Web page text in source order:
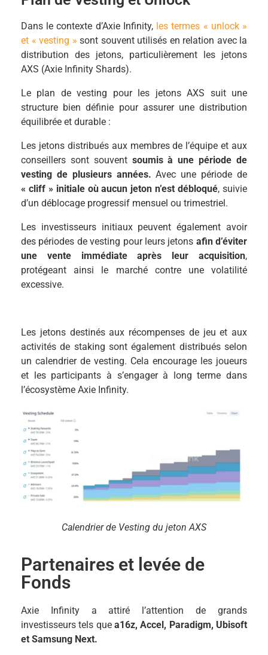
Dans le contexte d’Axie Infinity,les termes « unlock »
et « vesting » sont souvent utilisés en relation avec la
distribution des jetons, particulièrement les jetons
AXS (Axie Infinity Shards).
Le plan de vesting pour les jetons AXS suit une
structure bien définie pour assurer une distribution
équilibrée et durable :
Les jetons distribués aux membres de l’équipe et aux
conseillers sont souvent soumis à une période de
vesting de plusieurs années. Avec une période de
« cliff » initiale où aucun jeton n’est débloqué, suivie
d’un déblocage progressif mensuel ou trimestriel.
Les investisseurs initiaux peuvent également avoir
des périodes de vesting pour leurs jetons afin d’éviter
une vente immédiate après leur acquisition,
protégeant ainsi le marché contre une volatilité
excessive.
Les jetons destinés aux récompenses de jeu et aux
activités de staking sont également distribués selon
un calendrier de vesting. Cela encourage les joueurs
et les participants à s’engager à long terme dans
l’écosystème Axie Infinity.
Calendrier de Vesting du jeton AXS
Partenaires et levée de
Fonds
Axie Infinity a attiré l’attention de grands
investisseurs tels que a16z, Accel, Paradigm, Ubisoft
et Samsung Next.